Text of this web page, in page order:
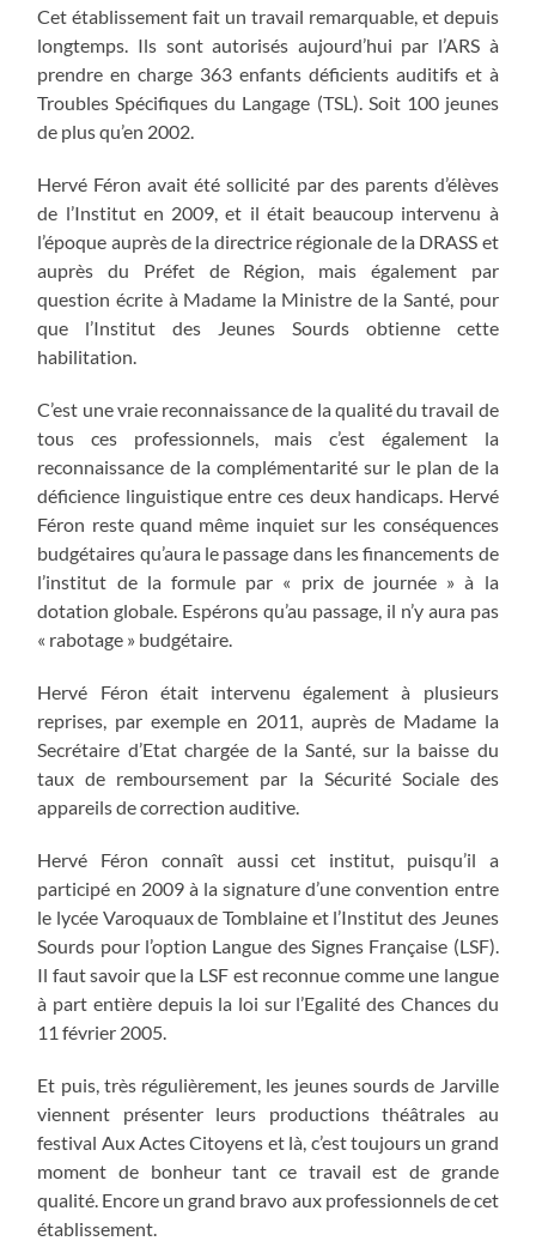
Cet établissement fait un travail remarquable, et depuis
longtemps. Ils sont autorisés aujourd’hui par l’ARS à
prendre en charge 363 enfants déficients auditifs et à
Troubles Spécifiques du Langage (TSL). Soit 100 jeunes
de plus qu’en 2002.
Hervé Féron avait été sollicité par des parents d’élèves
de l’Institut en 2009, et il était beaucoup intervenu à
l’époque auprès de la directrice régionale de la DRASS et
auprès du Préfet de Région, mais également par
question écrite à Madame la Ministre de la Santé, pour
que l’Institut des Jeunes Sourds obtienne cette
habilitation.
C’est une vraie reconnaissance de la qualité du travail de
tous ces professionnels, mais c’est également la
reconnaissance de la complémentarité sur le plan de la
déficience linguistique entre ces deux handicaps. Hervé
Féron reste quand même inquiet sur les conséquences
budgétaires qu’aura le passage dans les financements de
l’institut de la formule par « prix de journée » à la
dotation globale. Espérons qu’au passage, il n’y aura pas
« rabotage » budgétaire.
Hervé Féron était intervenu également à plusieurs
reprises, par exemple en 2011, auprès de Madame la
Secrétaire d’Etat chargée de la Santé, sur la baisse du
taux de remboursement par la Sécurité Sociale des
appareils de correction auditive.
Hervé Féron connaît aussi cet institut, puisqu’il a
participé en 2009 à la signature d’une convention entre
le lycée Varoquaux de Tomblaine et l’Institut des Jeunes
Sourds pour l’option Langue des Signes Française (LSF).
Il faut savoir que la LSF est reconnue comme une langue
à part entière depuis la loi sur l’Egalité des Chances du
11 février 2005.
Et puis, très régulièrement, les jeunes sourds de Jarville
viennent présenter leurs productions théâtrales au
festival Aux Actes Citoyens et là, c’est toujours un grand
moment de bonheur tant ce travail est de grande
qualité. Encore un grand bravo aux professionnels de cet
établissement.